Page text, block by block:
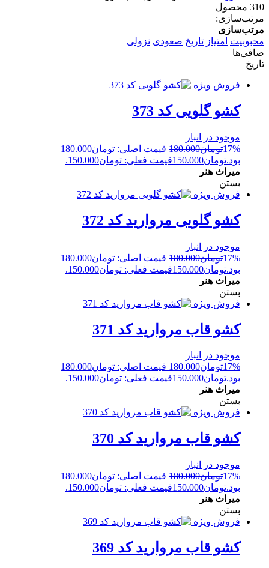
310 محصول
مرتب‌سازی:
مرتب‌سازی
محبوبیت امتیاز تاریخ صعودی نزولی
صافی‌ها
تاریخ
فروش ویژه
کشو گلویی کد 373
موجود در انبار
17%تومان180.000
قیمت اصلی: تومان180.000
بود.تومان150.000قیمت فعلی: تومان150.000.
میراث هنر
بستن
فروش ویژه
کشو گلویی مروارید کد 372
موجود در انبار
17%تومان180.000
قیمت اصلی: تومان180.000
بود.تومان150.000قیمت فعلی: تومان150.000.
میراث هنر
بستن
فروش ویژه
کشو قاب مروارید کد 371
موجود در انبار
17%تومان180.000
قیمت اصلی: تومان180.000
بود.تومان150.000قیمت فعلی: تومان150.000.
میراث هنر
بستن
فروش ویژه
کشو قاب مروارید کد 370
موجود در انبار
17%تومان180.000
قیمت اصلی: تومان180.000
بود.تومان150.000قیمت فعلی: تومان150.000.
میراث هنر
بستن
فروش ویژه
کشو قاب مروارید کد 369